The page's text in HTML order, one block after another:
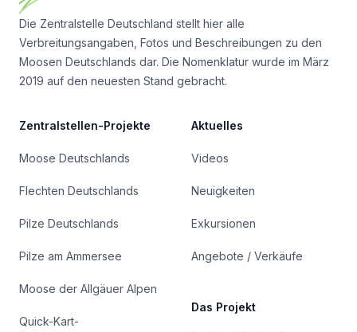
Die Zentralstelle Deutschland stellt hier alle
Verbreitungsangaben, Fotos und Beschreibungen zu den
Moosen Deutschlands dar. Die Nomenklatur wurde im März
2019 auf den neuesten Stand gebracht.
Zentralstellen-Projekte
Moose Deutschlands
Flechten Deutschlands
Pilze Deutschlands
Pilze am Ammersee
Moose der Allgäuer Alpen
Quick-Kart-
Aktuelles
Videos
Neuigkeiten
Exkursionen
Angebote / Verkäufe
Das Projekt